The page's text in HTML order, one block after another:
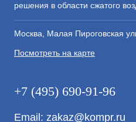
решения в области сжатого
Москва, Малая Пироговская
Посмотреть на карте
+7 (495) 690-91-96
Email: zakaz@kompr.ru